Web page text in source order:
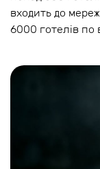
входить до
6000 готелів по